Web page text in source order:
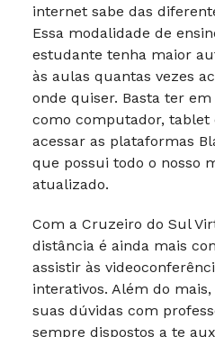
internet sabe das
Essa modalidade de
estudante tenha maior
às aulas quantas vezes
onde quiser. Basta ter
como computador, tablet
acessar as plataformas
que possui todo o nosso
atualizado.
Com a Cruzeiro do Sul
distância é ainda mais
assistir às
interativos. Além do
suas dúvidas com
sempre dispostos a te